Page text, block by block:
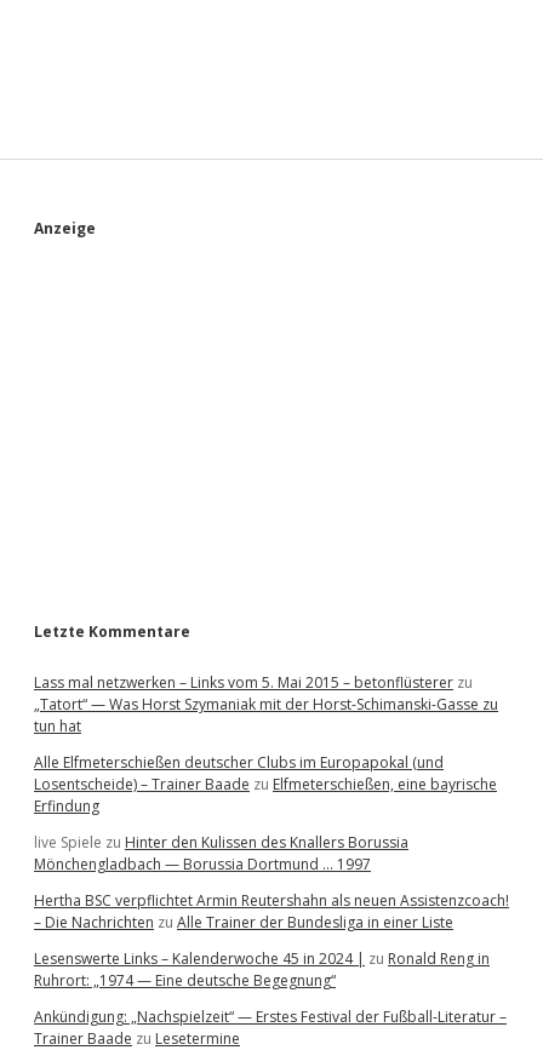
S
Anzeige
Letzte Kommentare
Lass mal netzwerken – Links vom 5. Mai 2015 – betonflüsterer zu
„Tatort“ — Was Horst Szymaniak mit der Horst-Schimanski-Gasse zu
tun hat
Alle Elfmeterschießen deutscher Clubs im Europapokal (und
Losentscheide) – Trainer Baade zu Elfmeterschießen, eine bayrische
Erfindung
live Spiele zu Hinter den Kulissen des Knallers Borussia
Mönchengladbach — Borussia Dortmund … 1997
Hertha BSC verpflichtet Armin Reutershahn als neuen Assistenzcoach!
– Die Nachrichten zu Alle Trainer der Bundesliga in einer Liste
Lesenswerte Links – Kalenderwoche 45 in 2024 | zu Ronald Reng in
Ruhrort: „1974 — Eine deutsche Begegnung“
Ankündigung: „Nachspielzeit“ — Erstes Festival der Fußball-Literatur –
Trainer Baade zu Lesetermine